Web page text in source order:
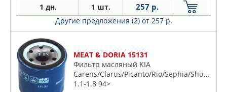
1 дн. 1 шт. 257 р.
Другие предложения (2) от 257 р.
MEAT & DORIA 15131
Фильтр масляный KIA
Carens/Clarus/Picanto/Rio/Sephia/Shuma
1.1-1.8 94>